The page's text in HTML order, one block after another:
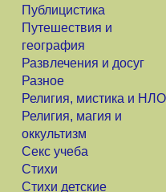
Публицистика
Путешествия и
география
Развлечения и досуг
Разное
Религия, мистика и НЛО
Религия, магия и
оккультизм
Секс учеба
Стихи
Стихи детские